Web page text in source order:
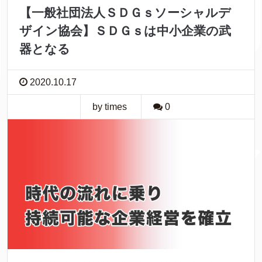
【一般社団法人ＳＤＧｓソーシャルデ
ザイン協会】ＳＤＧｓは中小企業の武
器となる
2020.10.17
by times 0